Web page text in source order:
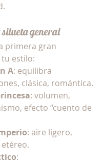
silueta general
primera gran
estilo:
A: equilibra
clásica, romántica.
: volumen,
efecto “cuento de
: aire ligero,
: